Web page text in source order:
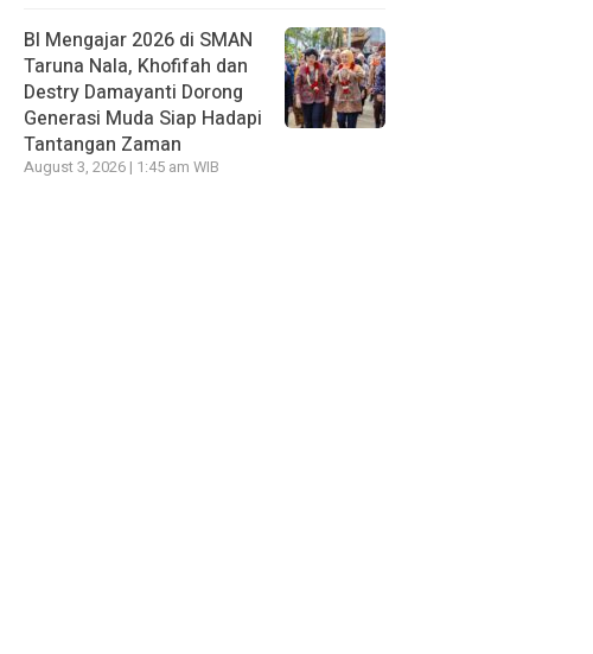
BI Mengajar 2026 di SMAN
Taruna Nala, Khofifah dan
Destry Damayanti Dorong
Generasi Muda Siap Hadapi
Tantangan Zaman
August 3, 2026 | 1:45 am WIB